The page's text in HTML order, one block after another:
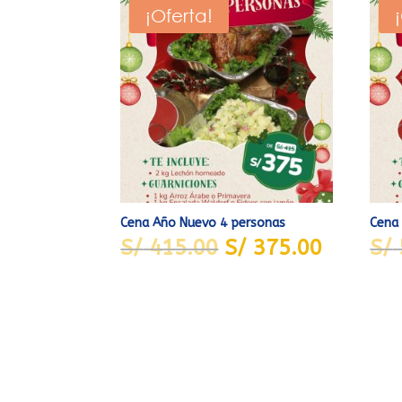
¡Oferta!
Cena Año Nuevo 4 personas
S/415.00 El
S/ 375.00El
S/